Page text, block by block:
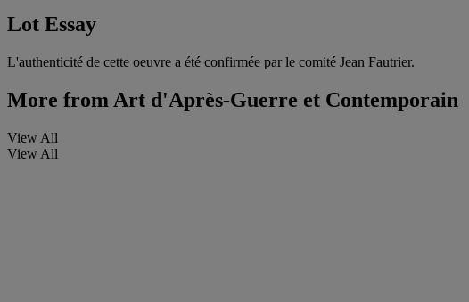
Lot Essay
L'authenticité de cette oeuvre a été confirmée par le comité Jean Fautrier.
More from Art d'Après-Guerre et Contemporain
View All
View All